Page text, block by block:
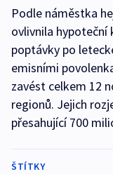
Podle náměstka
ovlivnila hypoteční
poptávky po
emisními
zavést celkem 12
regionů. Jejich
přesahující 700
ŠTÍTKY